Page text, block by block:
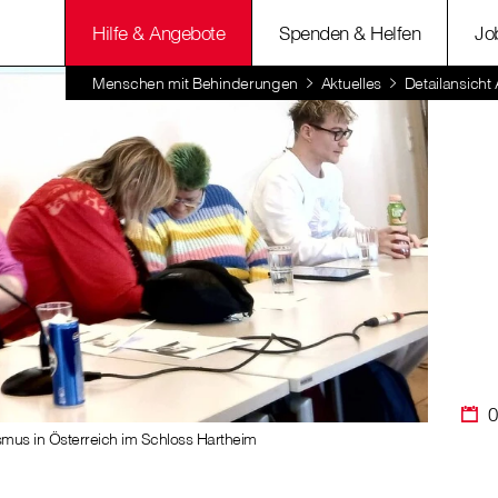
Hilfe & Angebote Spenden & Helfen
Menschen mit Behinderungen Aktuelles Detailansicht
in Österreich im Schloss Hartheim